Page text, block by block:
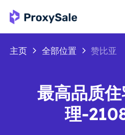
主页 全部位置 赞比亚
最高品质
理-